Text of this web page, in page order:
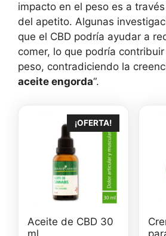
impacto en el peso es a
del apetito. Algunas
que el CBD podría ayudar a
comer, lo que podría
peso, contradiciendo la
aceite engorda“.
¡OFERTA!
Aceite de CBD 30